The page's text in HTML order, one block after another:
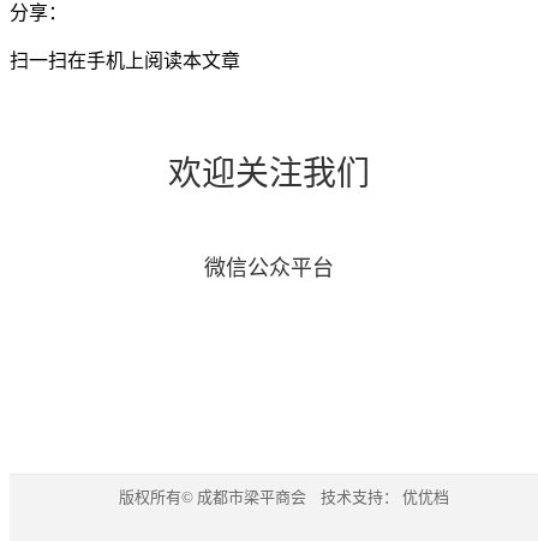
分享：
扫一扫在手机上阅读本文章
欢迎关注我们
微信公众平台
版权所有© 成都市梁平商会 技术支持： 优优档